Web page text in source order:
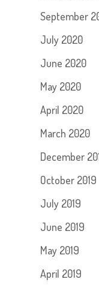
September
July 2020
June 2020
May 2020
April 2020
March 2020
December
October 2019
July 2019
June 2019
May 2019
April 2019